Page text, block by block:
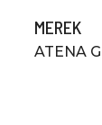
MEREK
ATENA